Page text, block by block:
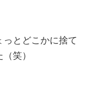
とどこかに捨て
笑）